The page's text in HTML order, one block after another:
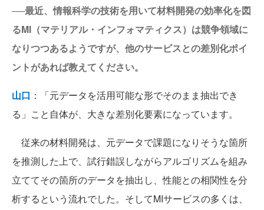
──最近、情報科学の技術を用いて材料開発の効率化を図
るMI（マテリアル・インフォマティクス）は競争領域に
なりつつあるようですが、他のサービスとの差別化ポイ
ントがあれば教えてください。
山口 ：「元データを活用可能な形でそのまま抽出でき
る」こと自体が、大きな差別化要素になっています。
従来の材料開発は、元データで課題になりそうな箇所
を推測した上で、試行錯誤しながらアルゴリズムを組み
立ててその箇所のデータを抽出し、性能との相関性を分
析するという流れでした。そしてMIサービスの多くは、